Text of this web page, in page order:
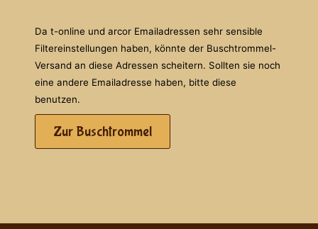
Da t-online und arcor Emailadressen sehr sensible
Filtereinstellungen haben, könnte der Buschtrommel-
Versand an diese Adressen scheitern. Sollten sie noch
eine andere Emailadresse haben, bitte diese
benutzen.
Zur Buschtrommel